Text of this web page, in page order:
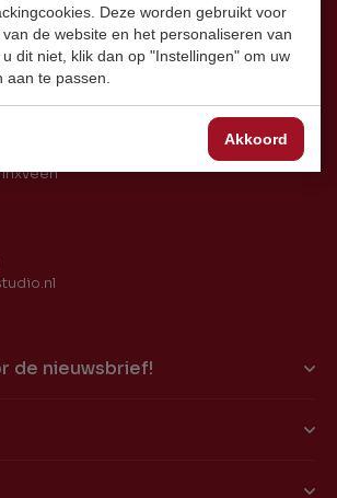
Deze worden gebruikt voor
de website en het personaliseren van
dit niet, klik dan op "Instellingen" om uw
te passen.
Akkoord
de nieuwsbrief!